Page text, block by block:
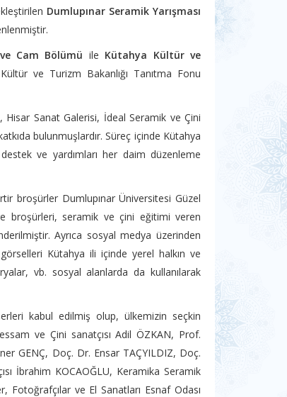
Dumlupınar Seramik Yarışması
Cam Bölümü ile Kütahya Kültür ve
ve Turizm Bakanlığı Tanıtma Fonu
Hisar Sanat Galerisi, İdeal Seramik ve Çini
bulunmuşlardır. Süreç içinde Kütahya
ve yardımları her daim düzenleme
broşürler Dumlupınar Üniversitesi Güzel
broşürleri, seramik ve çini eğitimi veren
Ayrıca sosyal medya üzerinden
Kütahya ili içinde yerel halkın ve
vb. sosyal alanlarda da kullanılarak
kabul edilmiş olup, ülkemizin seçkin
ve Çini sanatçısı Adil ÖZKAN, Prof.
GENÇ, Doç. Dr. Ensar TAÇYILDIZ, Doç.
İbrahim KOCAOĞLU, Keramika Seramik
ve El Sanatları Esnaf Odası